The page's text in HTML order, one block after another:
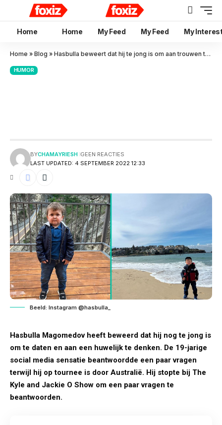
Home Home My Feed My Feed My
Home » Blog » Hasbulla beweert dat hij te jong is om aan trouwen te denken en te daten
HUMOR
LAST UPDATED: 4 SEPTEMBER 2022 12:33
BYCHAMAYRIESH GEEN REACTIES
Beeld: Instagram @hasbulla_
Hasbulla Magomedov heeft beweerd dat hij nog te jong is
om te daten en aan een huwelijk te denken. De 19-jarige
social media sensatie beantwoordde een paar vragen
terwijl hij op tournee is door Australië. Hij stopte bij The
Kyle and Jackie O Show om een paar vragen te
beantwoorden.